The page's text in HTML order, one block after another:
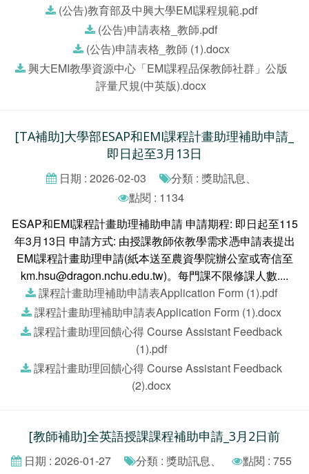
(公告)教育部及中興大學EMI課程規範.pdf
(公告)申請表格_教師.pdf
(公告)申請表格_教師 (1).docx
興大EMI教學資源中心「EMI課程品保教師社群」公版
評量尺規(中英版).docx
[TA補助]大學部ESAP和EMI課程計畫助理補助申請_
即日起至3月13日
日期 : 2026-02-03
分類 : 獎助訊息、
點閱 : 1134
ESAP和EMI課程計畫助理補助申請 申請期程: 即日起至115
年3月13日 申請方式: 由授課教師依教學需求憑申請表提出
EMI課程計畫助理申請(紙本送至農資學院辦公室或寄信至
km.hsu@dragon.nchu.edu.tw)。每門課不限修課人數....
課程計畫助理補助申請表Application Form (1).pdf
課程計畫助理補助申請表Application Form (1).docx
課程計畫助理回饋心得 Course Assistant Feedback
(1).pdf
課程計畫助理回饋心得 Course Assistant Feedback
(2).docx
[教師補助]全英語授課課程補助申請_3月2日前
日期 : 2026-01-27 分類 : 獎助訊息、
點閱 : 755